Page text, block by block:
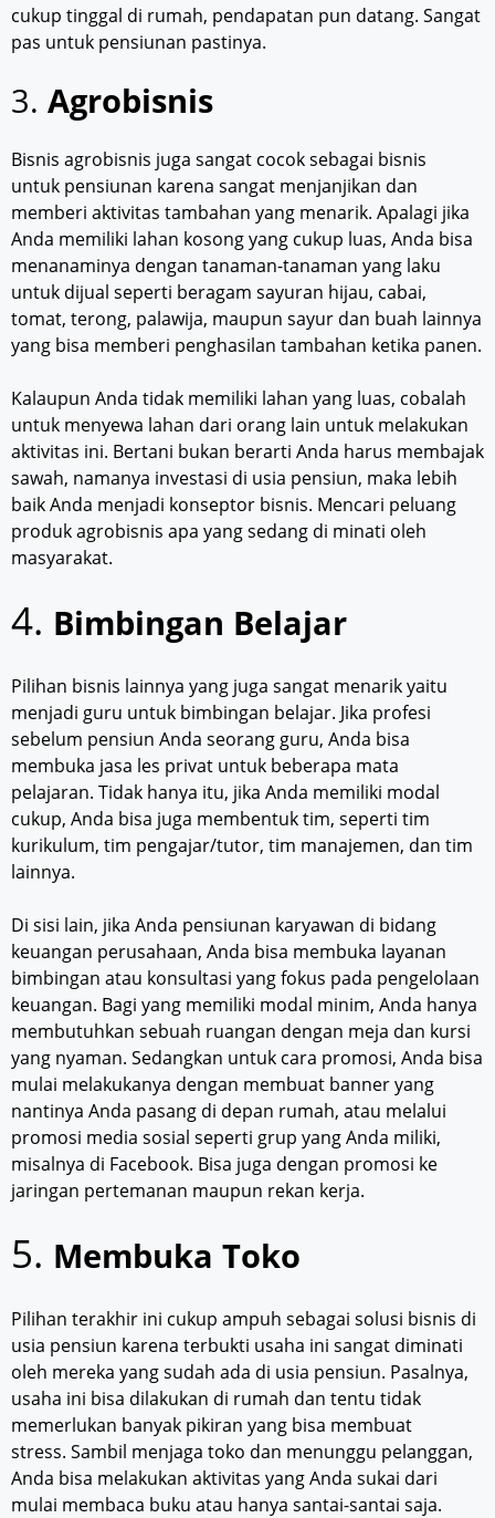
cukup tinggal di rumah, pendapatan pun datang. Sangat
pas untuk pensiunan pastinya.
3. Agrobisnis
Bisnis agrobisnis juga sangat cocok sebagai bisnis
untuk pensiunan karena sangat menjanjikan dan
memberi aktivitas tambahan yang menarik. Apalagi jika
Anda memiliki lahan kosong yang cukup luas, Anda bisa
menanaminya dengan tanaman-tanaman yang laku
untuk dijual seperti beragam sayuran hijau, cabai,
tomat, terong, palawija, maupun sayur dan buah lainnya
yang bisa memberi penghasilan tambahan ketika panen.
Kalaupun Anda tidak memiliki lahan yang luas, cobalah
untuk menyewa lahan dari orang lain untuk melakukan
aktivitas ini. Bertani bukan berarti Anda harus membajak
sawah, namanya investasi di usia pensiun, maka lebih
baik Anda menjadi konseptor bisnis. Mencari peluang
produk agrobisnis apa yang sedang di minati oleh
masyarakat.
4. Bimbingan Belajar
Pilihan bisnis lainnya yang juga sangat menarik yaitu
menjadi guru untuk bimbingan belajar. Jika profesi
sebelum pensiun Anda seorang guru, Anda bisa
membuka jasa les privat untuk beberapa mata
pelajaran. Tidak hanya itu, jika Anda memiliki modal
cukup, Anda bisa juga membentuk tim, seperti tim
kurikulum, tim pengajar/tutor, tim manajemen, dan tim
lainnya.
Di sisi lain, jika Anda pensiunan karyawan di bidang
keuangan perusahaan, Anda bisa membuka layanan
bimbingan atau konsultasi yang fokus pada pengelolaan
keuangan. Bagi yang memiliki modal minim, Anda hanya
membutuhkan sebuah ruangan dengan meja dan kursi
yang nyaman. Sedangkan untuk cara promosi, Anda bisa
mulai melakukanya dengan membuat banner yang
nantinya Anda pasang di depan rumah, atau melalui
promosi media sosial seperti grup yang Anda miliki,
misalnya di Facebook. Bisa juga dengan promosi ke
jaringan pertemanan maupun rekan kerja.
5. Membuka Toko
Pilihan terakhir ini cukup ampuh sebagai solusi bisnis di
usia pensiun karena terbukti usaha ini sangat diminati
oleh mereka yang sudah ada di usia pensiun. Pasalnya,
usaha ini bisa dilakukan di rumah dan tentu tidak
memerlukan banyak pikiran yang bisa membuat
stress. Sambil menjaga toko dan menunggu pelanggan,
Anda bisa melakukan aktivitas yang Anda sukai dari
mulai membaca buku atau hanya santai-santai saja.